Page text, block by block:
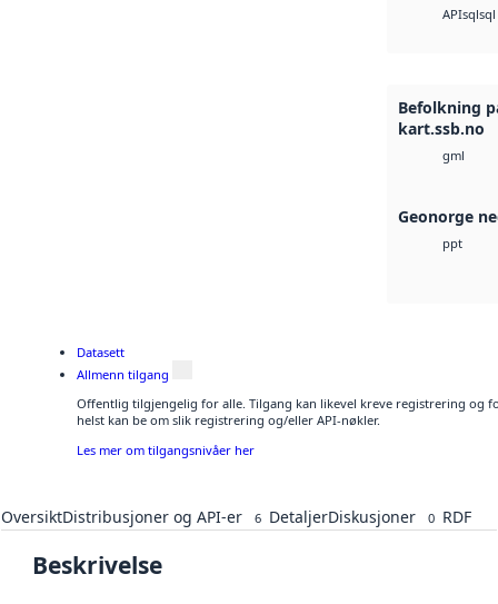
APIsqlsql
Befolkning
kart.ssb.no
gml
Geonorge
ppt
Datasett
Allmenn tilgang
Offentlig tilgjengelig for alle. Tilgang kan likevel kreve registrering og
helst kan be om slik registrering og/eller API-nøkler.
Les mer om tilgangsnivåer her
OversiktDistribusjoner og API-er 6 DetaljerDiskusjoner 0 RDF
Beskrivelse